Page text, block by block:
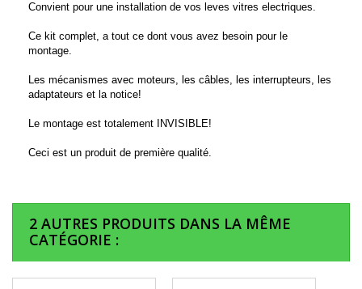
Convient pour une installation de vos leves vitres electriques.
Ce kit complet, a tout ce dont vous avez besoin pour le
montage.
Les mécanismes avec moteurs, les câbles, les interrupteurs, les
adaptateurs et la notice!
Le montage est totalement INVISIBLE!
Ceci est un produit de première qualité.
2 AUTRES PRODUITS DANS LA MÊME
CATÉGORIE :